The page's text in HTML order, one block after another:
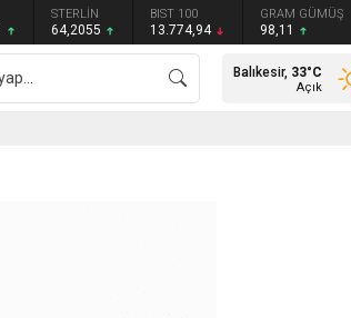
STERLİN
64,2055
BIST 100
13.774,94
GRAM GÜMÜŞ
98,11
Balıkesir, 33°C
Açık